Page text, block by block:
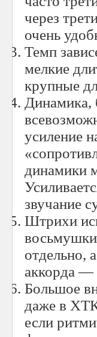
через
очень
Темп
мелкие
крупные
Динамика,
усиление
динамики
звучание
Штрихи
отдельно,
аккорда —
Большое
даже в
если